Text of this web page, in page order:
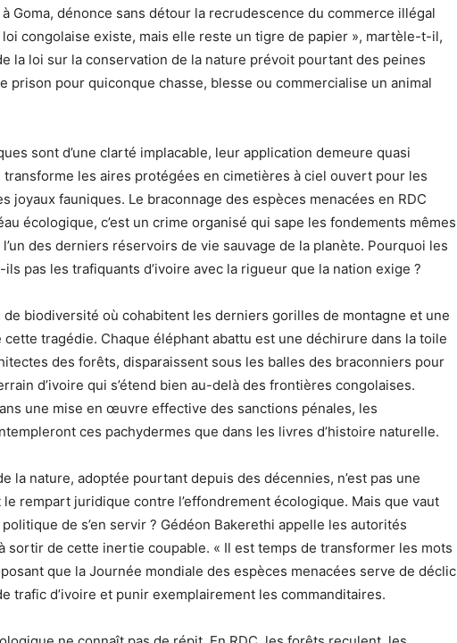
Goma, dénonce sans détour la recrudescence du commerce illégal
loi congolaise existe, mais elle reste un tigre de papier », martèle-t-il,
la loi sur la conservation de la nature prévoit pourtant des peines
prison pour quiconque chasse, blesse ou commercialise un animal
sont d’une clarté implacable, leur application demeure quasi
les aires protégées en cimetières à ciel ouvert pour les
joyaux fauniques. Le braconnage des espèces menacées en RDC
écologique, c’est un crime organisé qui sape les fondements mêmes
l’un des derniers réservoirs de vie sauvage de la planète. Pourquoi les
pas les trafiquants d’ivoire avec la rigueur que la nation exige ?
de biodiversité où cohabitent les derniers gorilles de montagne et une
tragédie. Chaque éléphant abattu est une déchirure dans la toile
des forêts, disparaissent sous les balles des braconniers pour
d’ivoire qui s’étend bien au-delà des frontières congolaises.
une mise en œuvre effective des sanctions pénales, les
ces pachydermes que dans les livres d’histoire naturelle.
la nature, adoptée pourtant depuis des décennies, n’est pas une
rempart juridique contre l’effondrement écologique. Mais que vaut
de s’en servir ? Gédéon Bakerethi appelle les autorités
sortir de cette inertie coupable. « Il est temps de transformer les mots
que la Journée mondiale des espèces menacées serve de déclic
trafic d’ivoire et punir exemplairement les commanditaires.